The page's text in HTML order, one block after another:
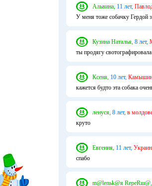
Альвина, 11 лет,
У меня тоже собачку Гердой
Кузина Наталья, 8 лет,
ты продягу
Ксеня, 10 лет,
кажется будто эта собака
ленуся, 8 лет, в
круто
Евгения, 11 лет,
спабо
m@lenьk@я RepeRш@,